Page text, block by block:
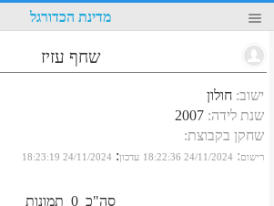
מדינת הכדורגל
שחף עזיז
ישוב: חולון
שנת לידה:
2007
שחקן בקבוצת:
רישום:
24/11/2024 18:22:36 עדכון:
24/11/2024 18:23:19
סה"כ 0 תמונות